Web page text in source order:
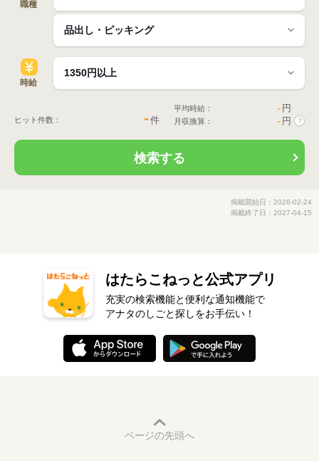
職種
時給
ヒット件数： -件
平均時給： - 円
月収換算： - 円 ?
検索する
掲載開始日：2026-02-24
掲載終了日：2027-04-15
はたらこねっと公式アプリ
充実の検索機能と便利な通知機能で
アナタのしごと探しをお手伝い！
ページの先頭へ